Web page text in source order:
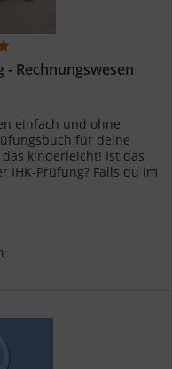
Rechnungswesen
einfach und ohne
für deine
kinderleicht! Ist das
IHK-Prüfung? Falls du im